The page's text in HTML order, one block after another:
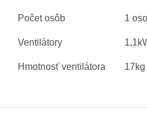
Počet osôb 1
Ventilátory
Hmotnosť ventilátora 17kg